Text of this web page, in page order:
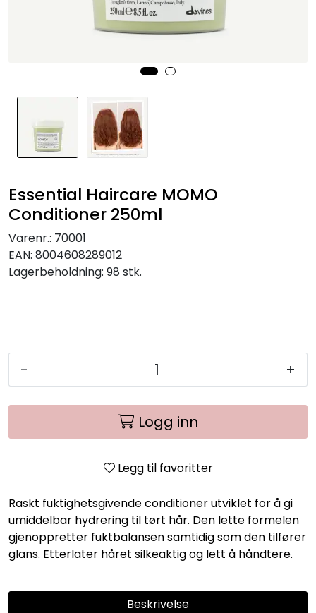
Essential Haircare MOMO
Conditioner 250ml
Varenr.: 70001
EAN: 8004608289012
Lagerbeholdning: 98 stk.
- +
Logg inn
Legg til favoritter
Raskt fuktighetsgivende conditioner utviklet for å gi
umiddelbar hydrering til tørt hår. Den lette formelen
gjenoppretter fuktbalansen samtidig som den tilfører
glans. Etterlater håret silkeaktig og lett å håndtere.
Beskrivelse